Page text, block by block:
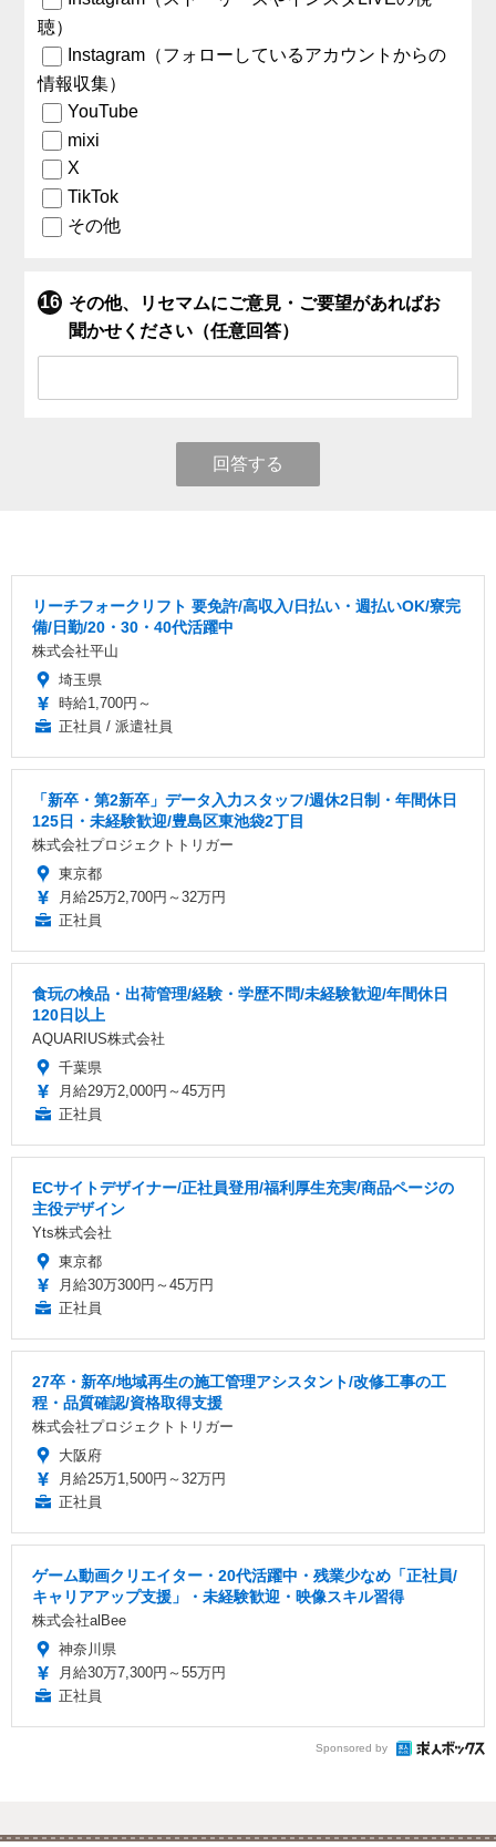
聴）
Instagram（フォローしているアカウントからの
情報収集）
YouTube
mixi
X
TikTok
その他
その他、リセマムにご意見・ご要望があればお
聞かせください（任意回答）
回答する
リーチフォークリフト 要免許/高収入/日払い・週払いOK/寮完
備/日勤/20・30・40代活躍中
株式会社平山
埼玉県
時給1,700円～
正社員 / 派遣社員
「新卒・第2新卒」データ入力スタッフ/週休2日制・年間休日
125日・未経験歓迎/豊島区東池袋2丁目
株式会社プロジェクトトリガー
東京都
月給25万2,700円～32万円
正社員
食玩の検品・出荷管理/経験・学歴不問/未経験歓迎/年間休日
120日以上
AQUARIUS株式会社
千葉県
月給29万2,000円～45万円
正社員
ECサイトデザイナー/正社員登用/福利厚生充実/商品ページの
主役デザイン
Yts株式会社
東京都
月給30万300円～45万円
正社員
27卒・新卒/地域再生の施工管理アシスタント/改修工事の工
程・品質確認/資格取得支援
株式会社プロジェクトトリガー
大阪府
月給25万1,500円～32万円
正社員
ゲーム動画クリエイター・20代活躍中・残業少なめ「正社員/
キャリアアップ支援」・未経験歓迎・映像スキル習得
株式会社alBee
神奈川県
月給30万7,300円～55万円
正社員
Sponsored by